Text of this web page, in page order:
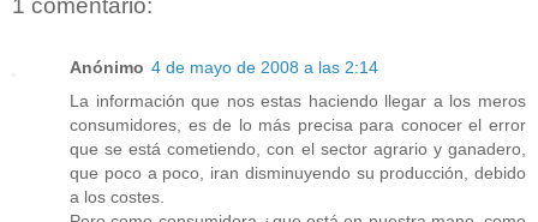
1 comentario:
Anónimo 4 de mayo de 2008 a las 2:14
La información que nos estas haciendo llegar a los meros
consumidores, es de lo más precisa para conocer el error
que se está cometiendo, con el sector agrario y ganadero,
que poco a poco, iran disminuyendo su producción, debido
a los costes.